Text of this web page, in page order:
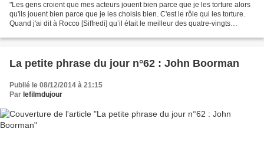
"Les gens croient que mes acteurs jouent bien parce que je les torture alors
qu'ils jouent bien parce que je les choisis bien. C'est le rôle qui les torture.
Quand j'ai dit à Rocco [Siffredi] qu’il était le meilleur des quatre-vingts
La petite phrase du jour n°62 : John Boorman
Publié le 08/12/2014 à 21:15
Par lefilmdujour